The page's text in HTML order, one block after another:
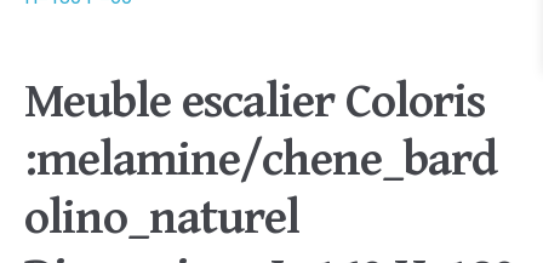
Meuble escalier Coloris
:melamine/chene_bard
olino_naturel